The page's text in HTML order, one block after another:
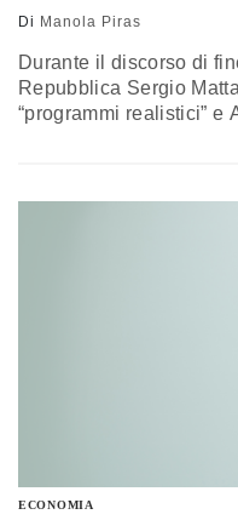
Di Manola Piras
Durante il discorso di
Repubblica Sergio
“programmi realistici” e
ECONOMIA